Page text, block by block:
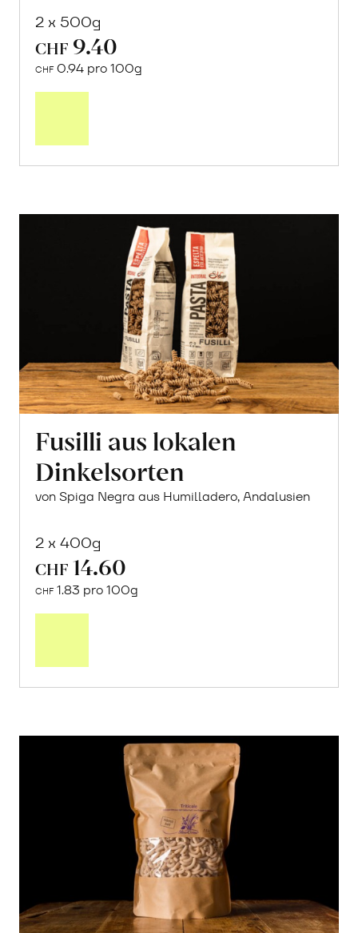
2 x 500g
CHF 9.40
CHF 0.94 pro 100g
Fusilli aus lokalen
Dinkelsorten
von Spiga Negra aus Humilladero, Andalusien
2 x 400g
CHF 14.60
CHF 1.83 pro 100g